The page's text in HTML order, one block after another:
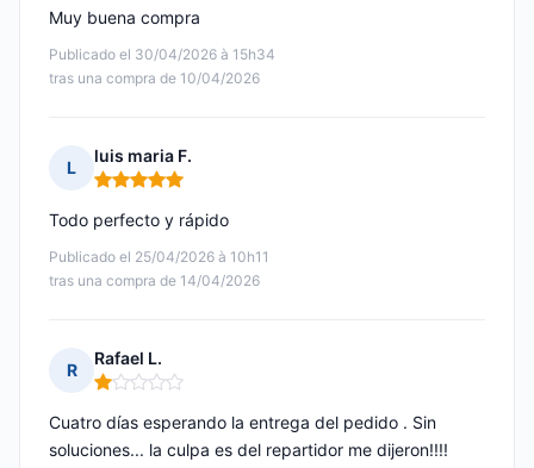
Publicado el 30/04/2026 à 15h34
tras una compra de 10/04/2026
Muy buena compra
L
luis maria F.
Nota: 5 de 5
Publicado el 25/04/2026 à 10h11
tras una compra de 14/04/2026
Todo perfecto y rápido
R
Rafael L.
Nota: 1 de 5
Cuatro días esperando la entrega del pedido . Sin
soluciones... la culpa es del repartidor me dijeron!!!!